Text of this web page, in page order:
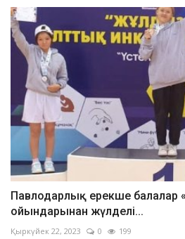
Павлодарлық ерекше балалар
ойындарынан жүлделі...
Қыркүйек 22, 2023 0 199